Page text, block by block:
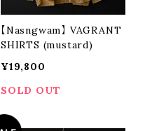
【Nasngwam】 VAGRANT
SHIRTS (mustard)
¥19,800
SOLD OUT